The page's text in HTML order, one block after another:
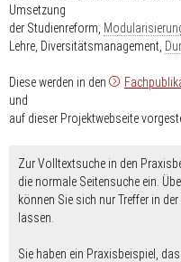
Umsetzung
der Studienreform,
Lehre, Diversitätsmanagement,
Diese werden in den
und
auf dieser Projektwebseite
Zur Volltextsuche in den
die normale Seitensuche ein.
können Sie sich nur Treffer in
lassen.
Sie haben ein Praxisbeispiel,